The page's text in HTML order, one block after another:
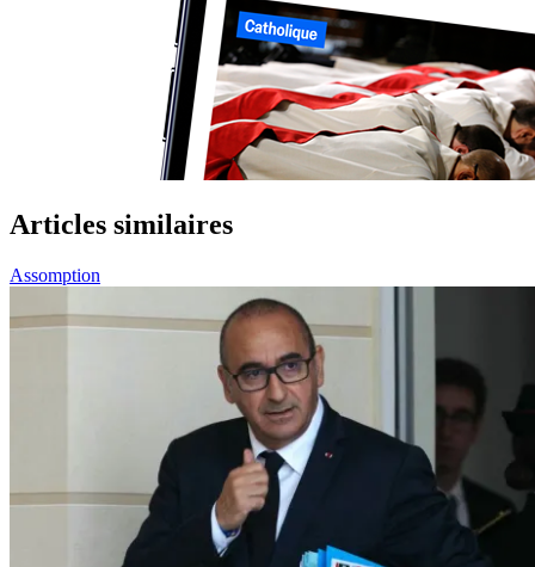
Articles similaires
Assomption